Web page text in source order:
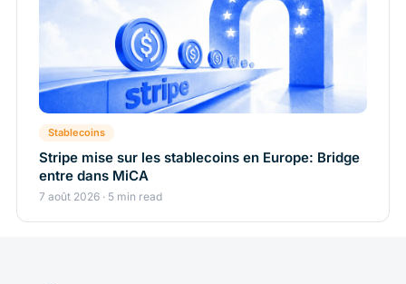
Stablecoins
Stripe mise sur les stablecoins en Europe: Bridge
entre dans MiCA
7 août 2026 · 5 min read